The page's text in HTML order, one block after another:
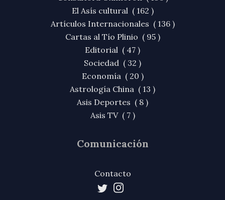
El Asís cultural ( 162 )
Artículos Internacionales ( 136 )
Cartas al Tío Plinio ( 95 )
Editorial ( 47 )
Sociedad ( 32 )
Economía ( 20 )
Astrología China ( 13 )
Asis Deportes ( 8 )
Asis TV ( 7 )
Comunicación
Contacto